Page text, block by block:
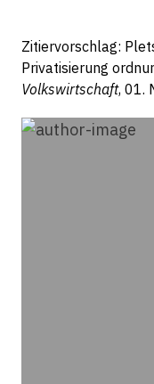
Zitiervorschlag:
Privatisierung
Volkswirtschaft, 01.